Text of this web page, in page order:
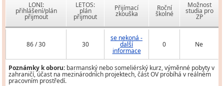
LONI:
přihlášení/plán
přijmout
LETOS:
plán
přijmout
Přijímací
zkouška
Roční
školné
Možnost
studia pro
ZP
86 / 30 30
se nekoná -
další
informace
0 Ne
Poznámky k oboru: barmanský nebo someliérský kurz, výměnné pobyty v
zahraničí, účast na mezinárodních projektech, část OV probíhá v reálném
pracovním prostředí.